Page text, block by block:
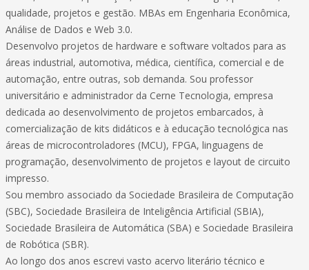
qualidade, projetos e gestão. MBAs em Engenharia Econômica,
Análise de Dados e Web 3.0.
Desenvolvo projetos de hardware e software voltados para as
áreas industrial, automotiva, médica, científica, comercial e de
automação, entre outras, sob demanda. Sou professor
universitário e administrador da Cerne Tecnologia, empresa
dedicada ao desenvolvimento de projetos embarcados, à
comercialização de kits didáticos e à educação tecnológica nas
áreas de microcontroladores (MCU), FPGA, linguagens de
programação, desenvolvimento de projetos e layout de circuito
impresso.
Sou membro associado da Sociedade Brasileira de Computação
(SBC), Sociedade Brasileira de Inteligência Artificial (SBIA),
Sociedade Brasileira de Automática (SBA) e Sociedade Brasileira
de Robótica (SBR).
Ao longo dos anos escrevi vasto acervo literário técnico e